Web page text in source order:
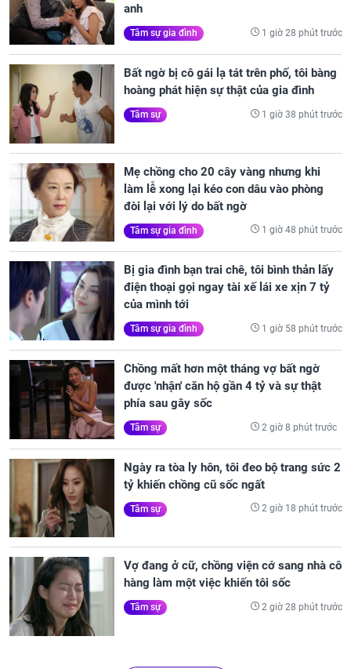
anh
Tâm sự gia đình 1 giờ 28 phút trước
Bất ngờ bị cô gái lạ tát trên phố, tôi bàng
hoàng phát hiện sự thật của gia đình
Tâm sự 1 giờ 38 phút trước
Mẹ chồng cho 20 cây vàng nhưng khi
làm lễ xong lại kéo con dâu vào phòng
đòi lại với lý do bất ngờ
Tâm sự gia đình 1 giờ 48 phút trước
Bị gia đình bạn trai chê, tôi bình thản lấy
điện thoại gọi ngay tài xế lái xe xịn 7 tỷ
của mình tới
Tâm sự gia đình 1 giờ 58 phút trước
Chồng mất hơn một tháng vợ bất ngờ
được 'nhận' căn hộ gần 4 tỷ và sự thật
phía sau gây sốc
Tâm sự 2 giờ 8 phút trước
Ngày ra tòa ly hôn, tôi đeo bộ trang sức 2
tỷ khiến chồng cũ sốc ngất
Tâm sự 2 giờ 18 phút trước
Vợ đang ở cữ, chồng viện cớ sang nhà cô
hàng làm một việc khiến tôi sốc
Tâm sự 2 giờ 28 phút trước